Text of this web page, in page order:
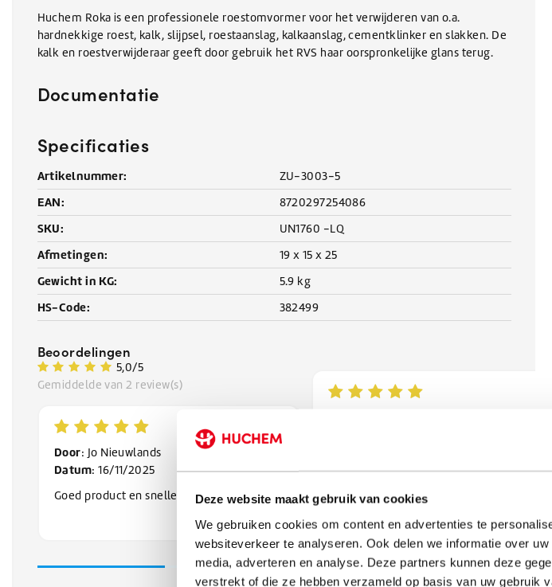
Deze website maakt gebruik van cookies
We gebruiken cookies om content en advertenties te
websiteverkeer te analyseren. Ook delen we informatie over
media, adverteren en analyse. Deze partners kunnen deze
verstrekt of die ze hebben verzameld op basis van uw gebruik
Huchem Roka is een professionele roestomvormer voor het verwijderen van o.a.
hardnekkige roest, kalk, slijpsel, roestaanslag, kalkaanslag, cementklinker en slakken. De
kalk en roestverwijderaar geeft door gebruik het RVS haar oorspronkelijke glans terug.
Documentatie
Specificaties
Artikelnummer: ZU-3003-5
EAN: 8720297254086
SKU: UN1760 -LQ
Afmetingen: 19 x 15 x 25
Gewicht in KG: 5.9 kg
HS-Code: 382499
Beoordelingen
5,0/5
Gemiddelde van 2 review(s)
Door: Jo Nieuwlands
Datum: 16/11/2025
Goed product en snelle levering
En het is goedkoper dan bij de
Dus goedkoper en beter...